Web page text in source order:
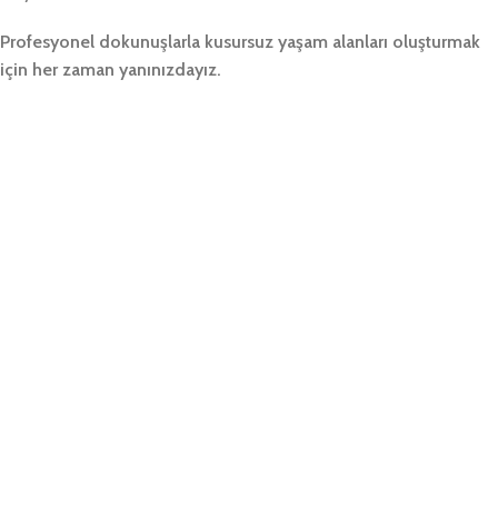
Profesyonel dokunuşlarla kusursuz yaşam alanları oluşturmak
için her zaman yanınızdayız.